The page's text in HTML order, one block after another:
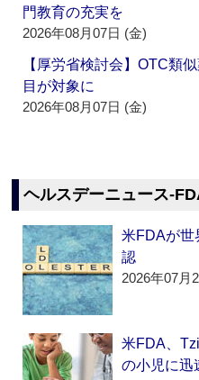
門教育の充実を
2026年08月07日 (金)
【厚労省検討会】OTC類
目が対象に
2026年08月07日 (金)
ヘルスデーニュース
米FDAが世
認
2026年07月
米FDA、
の小児に迅